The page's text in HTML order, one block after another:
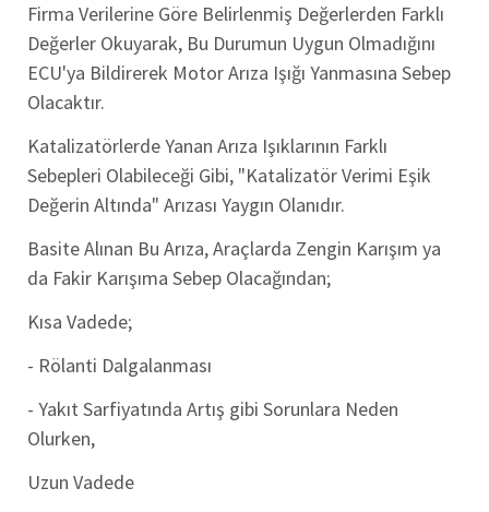
Firma Verilerine Göre Belirlenmiş Değerlerden Farklı
Değerler Okuyarak, Bu Durumun Uygun Olmadığını
ECU'ya Bildirerek Motor Arıza Işığı Yanmasına Sebep
Olacaktır.
Katalizatörlerde Yanan Arıza Işıklarının Farklı
Sebepleri Olabileceği Gibi, "Katalizatör Verimi Eşik
Değerin Altında" Arızası Yaygın Olanıdır.
Basite Alınan Bu Arıza, Araçlarda Zengin Karışım ya
da Fakir Karışıma Sebep Olacağından;
Kısa Vadede;
- Rölanti Dalgalanması
- Yakıt Sarfiyatında Artış gibi Sorunlara Neden
Olurken,
Uzun Vadede